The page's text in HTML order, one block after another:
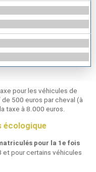
pour les véhicules de
500 euros par cheval (à
taxe à 8.000 euros.
écologique
pour la 1e fois
et pour certains véhicules